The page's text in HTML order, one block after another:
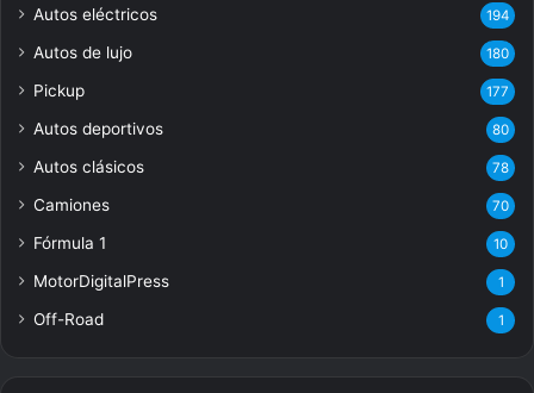
Autos eléctricos 194
Autos de lujo 180
Pickup 177
Autos deportivos 80
Autos clásicos 78
Camiones 70
Fórmula 1 10
MotorDigitalPress 1
Off-Road 1